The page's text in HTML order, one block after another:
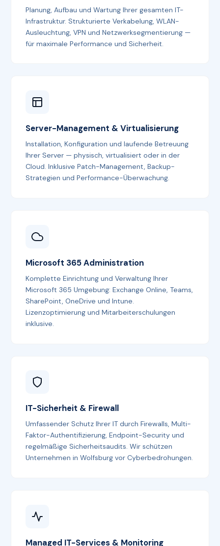
Planung, Aufbau und Wartung Ihrer gesamten IT-
Infrastruktur. Strukturierte Verkabelung, WLAN-
Ausleuchtung, VPN und Netzwerksegmentierung —
für maximale Performance und Sicherheit.
Server-Management & Virtualisierung
Installation, Konfiguration und laufende Betreuung
Ihrer Server — physisch, virtualisiert oder in der
Cloud. Inklusive Patch-Management, Backup-
Strategien und Performance-Überwachung.
Microsoft 365 Administration
Komplette Einrichtung und Verwaltung Ihrer
Microsoft 365 Umgebung: Exchange Online, Teams,
SharePoint, OneDrive und Intune.
Lizenzoptimierung und Mitarbeiterschulungen
inklusive.
IT-Sicherheit & Firewall
Umfassender Schutz Ihrer IT durch Firewalls, Multi-
Faktor-Authentifizierung, Endpoint-Security und
regelmäßige Sicherheitsaudits. Wir schützen
Unternehmen in Wolfsburg vor Cyberbedrohungen.
Managed IT-Services & Monitoring